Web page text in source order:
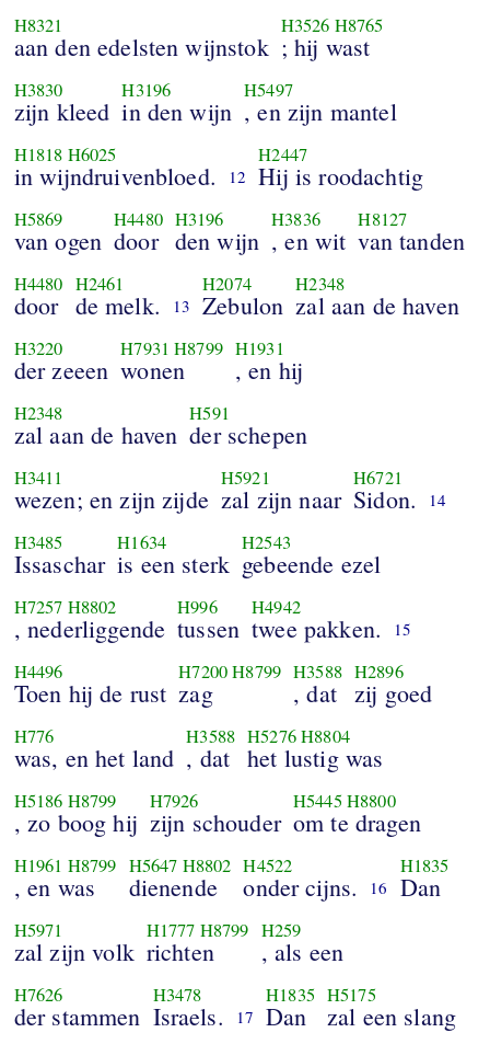
H8321
aan den edelsten wijnstok
H3526 H8765
; hij wast
H3830
zijn kleed
H3196
in den wijn
H5497
, en zijn mantel
H1818 H6025
in wijndruivenbloed. 12
H2447
Hij is roodachtig
H5869
van ogen
H4480
door
H3196
den wijn
H3836
, en wit
H8127
van tanden
H4480
door
H2461
de melk. 13
H2074
Zebulon
H2348
zal aan de haven
H3220
der zeeen
H7931 H8799
wonen
H1931
, en hij
H2348
zal aan de haven
H591
der schepen
H3411
wezen; en zijn zijde
H5921
zal zijn naar
H6721
Sidon. 14
H3485
Issaschar
H1634
is een sterk
H2543
gebeende ezel
H7257 H8802
, nederliggende
H996
tussen
H4942
twee pakken. 15
H4496
Toen hij de rust
H7200H8799
zag
H3588
, dat
H2896
zij goed
H776
was, en het land
H3588
, dat
H5276H8804
het lustig was
H5186 H8799
, zo boog hij
H7926
zijn schouder
H5445H8800
om te dragen
H1961 H8799
, en was
H5647 H8802
dienende
H4522
onder cijns. 16
H1835
Dan
H5971
zal zijn volk
H1777 H8799
richten
H259
, als een
H7626
der stammen
H3478
Israels. 17
H1835
Dan
H5175
zal een slang